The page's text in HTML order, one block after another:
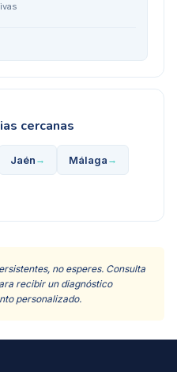
cercanas
Jaén → Málaga →
no esperes. Consulta
recibir un diagnóstico
personalizado.